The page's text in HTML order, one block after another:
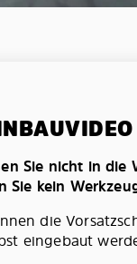
Sie nicht in die
Sie kein
die
eingebaut